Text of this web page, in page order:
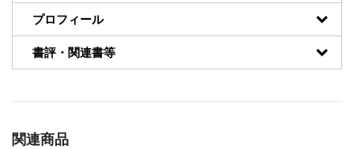
プロフィール
書評・関連書等
関連商品